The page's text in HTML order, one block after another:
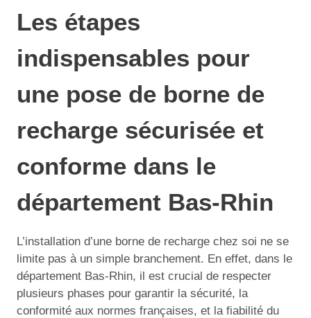
Les étapes
indispensables pour
une pose de borne de
recharge sécurisée et
conforme dans le
département Bas-Rhin
L’installation d’une borne de recharge chez soi ne se
limite pas à un simple branchement. En effet, dans le
département Bas-Rhin, il est crucial de respecter
plusieurs phases pour garantir la sécurité, la
conformité aux normes françaises, et la fiabilité du